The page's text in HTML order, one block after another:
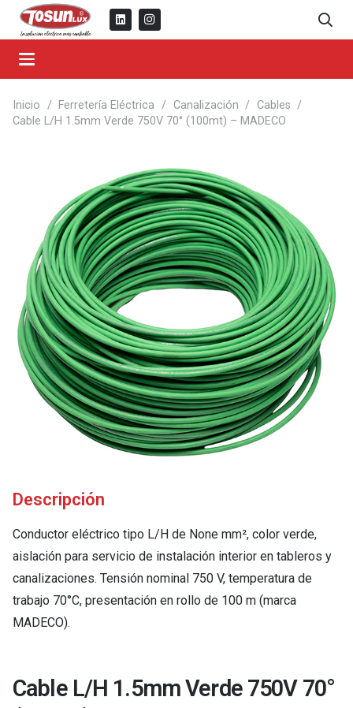
Inicio / Ferretería Eléctrica / Canalización / Cables /
Cable L/H 1.5mm Verde 750V 70° (100mt) – MADECO
Descripción
Conductor eléctrico tipo L/H de None mm², color verde,
aislación para servicio de instalación interior en tableros y
canalizaciones. Tensión nominal 750 V, temperatura de
trabajo 70°C, presentación en rollo de 100 m (marca
MADECO).
Cable L/H 1.5mm Verde 750V 70°